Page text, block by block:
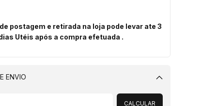
postagem e retirada na loja pode levar ate 3
Utéis após a compra efetuada .
ENVIO
Alterar CEP
CALCULAR